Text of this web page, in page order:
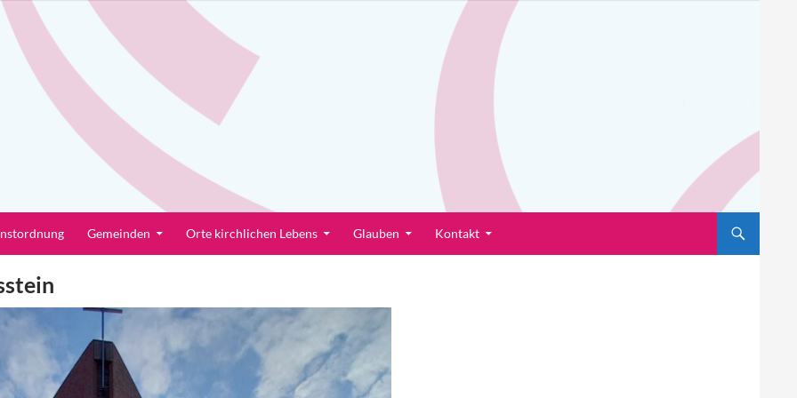
Gemeinden Orte kirchlichen Lebens Glauben Kontakt